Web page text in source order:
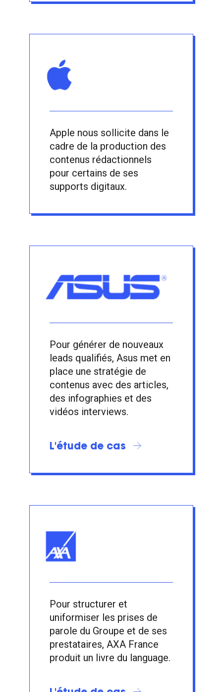
Apple nous sollicite dans le
cadre de la production des
contenus rédactionnels
pour certains de ses
supports digitaux.
Pour générer de nouveaux
leads qualifiés, Asus met en
place une stratégie de
contenus avec des articles,
des infographies et des
vidéos interviews.
L'étude de cas
Pour structurer et
uniformiser les prises de
parole du Groupe et de ses
prestataires, AXA France
produit un livre du language.